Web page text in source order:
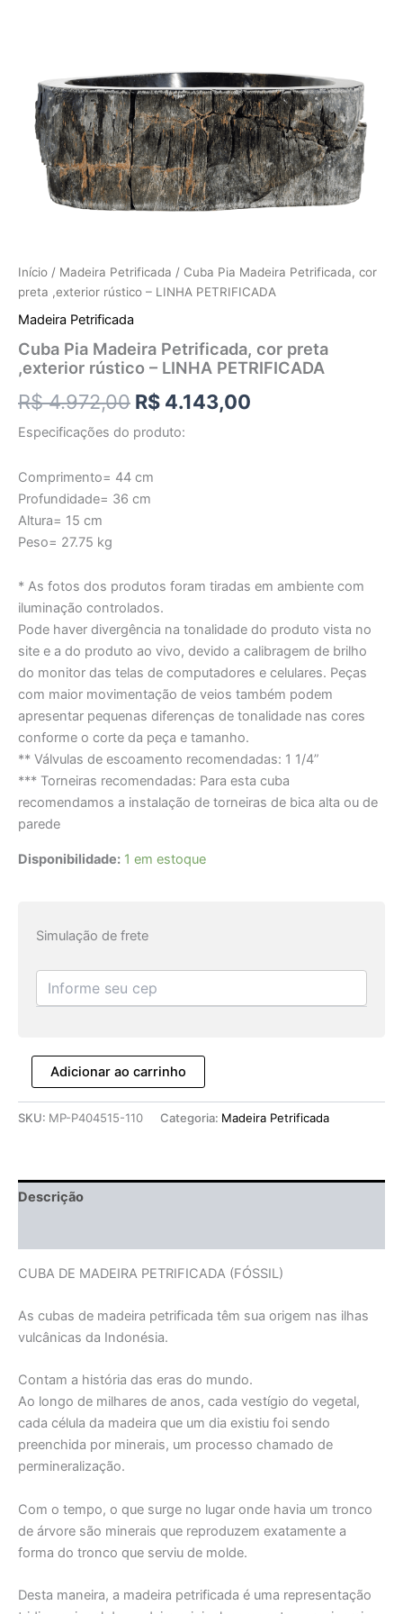
Início / Madeira Petrificada / Cuba Pia Madeira Petrificada, cor
preta ,exterior rústico – LINHA PETRIFICADA
Madeira Petrificada
Cuba Pia Madeira Petrificada, cor preta
,exterior rústico – LINHA PETRIFICADA
R$4.972,00 R$ 4.143,00
Especificações do produto:
Comprimento= 44 cm
Profundidade= 36 cm
Altura= 15 cm
Peso= 27.75 kg
* As fotos dos produtos foram tiradas em ambiente com
iluminação controlados.
Pode haver divergência na tonalidade do produto vista no
site e a do produto ao vivo, devido a calibragem de brilho
do monitor das telas de computadores e celulares. Peças
com maior movimentação de veios também podem
apresentar pequenas diferenças de tonalidade nas cores
conforme o corte da peça e tamanho.
** Válvulas de escoamento recomendadas: 1 1/4”
*** Torneiras recomendadas: Para esta cuba
recomendamos a instalação de torneiras de bica alta ou de
parede
Disponibilidade: 1 em estoque
Simulação de frete
Adicionar ao carrinho
SKU: MP-P404515-110 Categoria: Madeira Petrificada
Descrição
CUBA DE MADEIRA PETRIFICADA (FÓSSIL)
As cubas de madeira petrificada têm sua origem nas ilhas
vulcânicas da Indonésia.
Contam a história das eras do mundo.
Ao longo de milhares de anos, cada vestígio do vegetal,
cada célula da madeira que um dia existiu foi sendo
preenchida por minerais, um processo chamado de
permineralização.
Com o tempo, o que surge no lugar onde havia um tronco
de árvore são minerais que reproduzem exatamente a
forma do tronco que serviu de molde.
Desta maneira, a madeira petrificada é uma representação